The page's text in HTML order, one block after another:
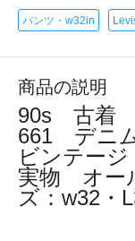
パンツ・w32in
商品の説明
90s 古着
661 デニ
ビンテー
実物 オー
ズ：w32・